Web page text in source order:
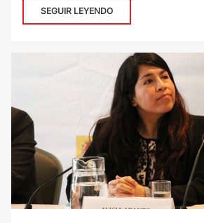
SEGUIR LEYENDO